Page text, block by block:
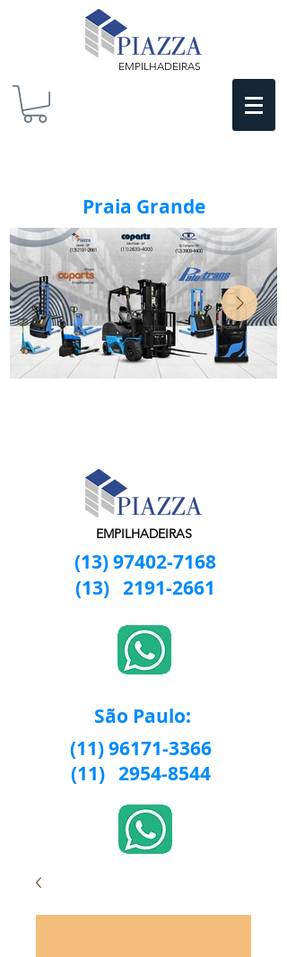
EMPILHADEIRAS
Praia Grande
EMPILHADEIRAS
(13) 97402-7168
(13) 2191-2661
São Paulo:
(11) 96171-3366
(11) 2954-8544